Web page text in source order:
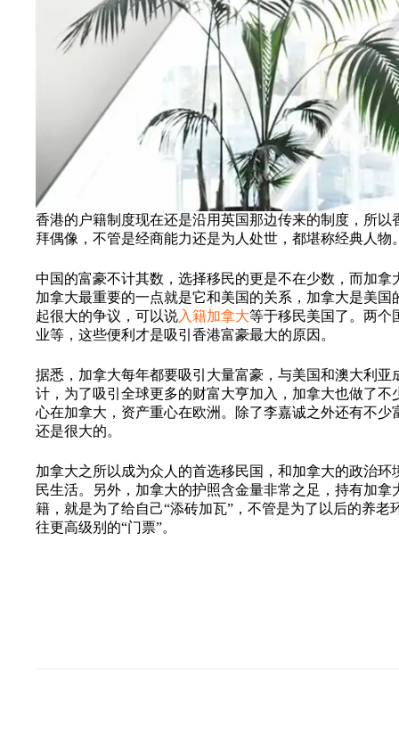
香港的户籍制度现在还是沿用英国那边传来的制度，所
拜偶像，不管是经商能力还是为人处世，都堪称经典人物
中国的富豪不计其数，选择移民的更是不在少数，而加
加拿大最重要的一点就是它和美国的关系，加拿大是美
起很大的争议，可以说入籍加拿大等于移民美国了。两个
业等，这些便利才是吸引香港富豪最大的原因。
据悉，加拿大每年都要吸引大量富豪，与美国和澳大利
计，为了吸引全球更多的财富大亨加入，加拿大也做了
心在加拿大，资产重心在欧洲。除了李嘉诚之外还有不
还是很大的。
加拿大之所以成为众人的首选移民国，和加拿大的政治
民生活。另外，加拿大的护照含金量非常之足，持有加
籍，就是为了给自己“添砖加瓦”，不管是为了以后的养
往更高级别的“门票”。